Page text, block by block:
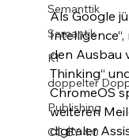
Semanttik
Semantik
KI
doppelter
Publishing
CC BY 4.0
Als Google
den Ausbau
Thinking“
ChromeOS
weiteren
digitaler